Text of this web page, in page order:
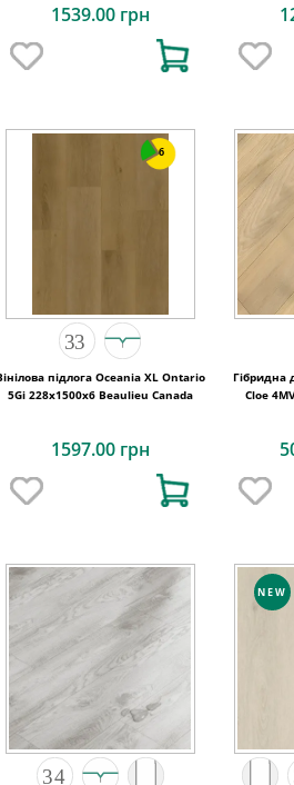
1539.00 грн
6
підлога Oceania XL Ontario
5Gi 228x1500х6 Beaulieu Canada
1597.00 грн
Гібридна
Cloe
NEW